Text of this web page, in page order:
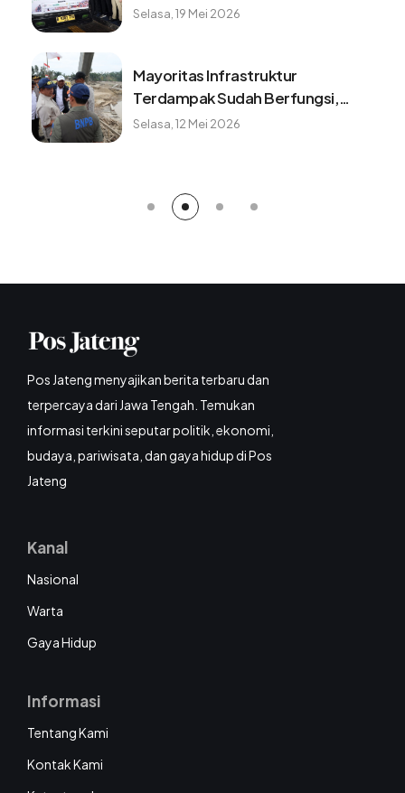
Pascabencana Sumatera
Selasa, 19 Mei 2026
Mayoritas Infrastruktur
Terdampak Sudah Berfungsi,
Konektivitas dan Logistik
Selasa, 12 Mei 2026
Pos Jateng menyajikan berita terbaru dan
terpercaya dari Jawa Tengah. Temukan
informasi terkini seputar politik, ekonomi,
budaya, pariwisata, dan gaya hidup di Pos
Jateng
Kanal
Nasional
Warta
Gaya Hidup
Informasi
Tentang Kami
Kontak Kami